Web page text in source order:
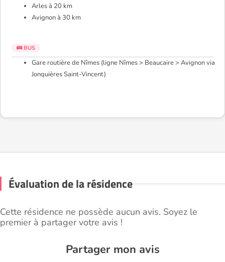
Arles à 20 km
Avignon à 30 km
🚌 BUS
Gare routière de Nîmes (ligne Nîmes > Beaucaire > Avignon via
Jonquières Saint-Vincent)
Évaluation de la résidence
Cette résidence ne possède aucun avis. Soyez le
premier à partager votre avis !
Partager mon avis